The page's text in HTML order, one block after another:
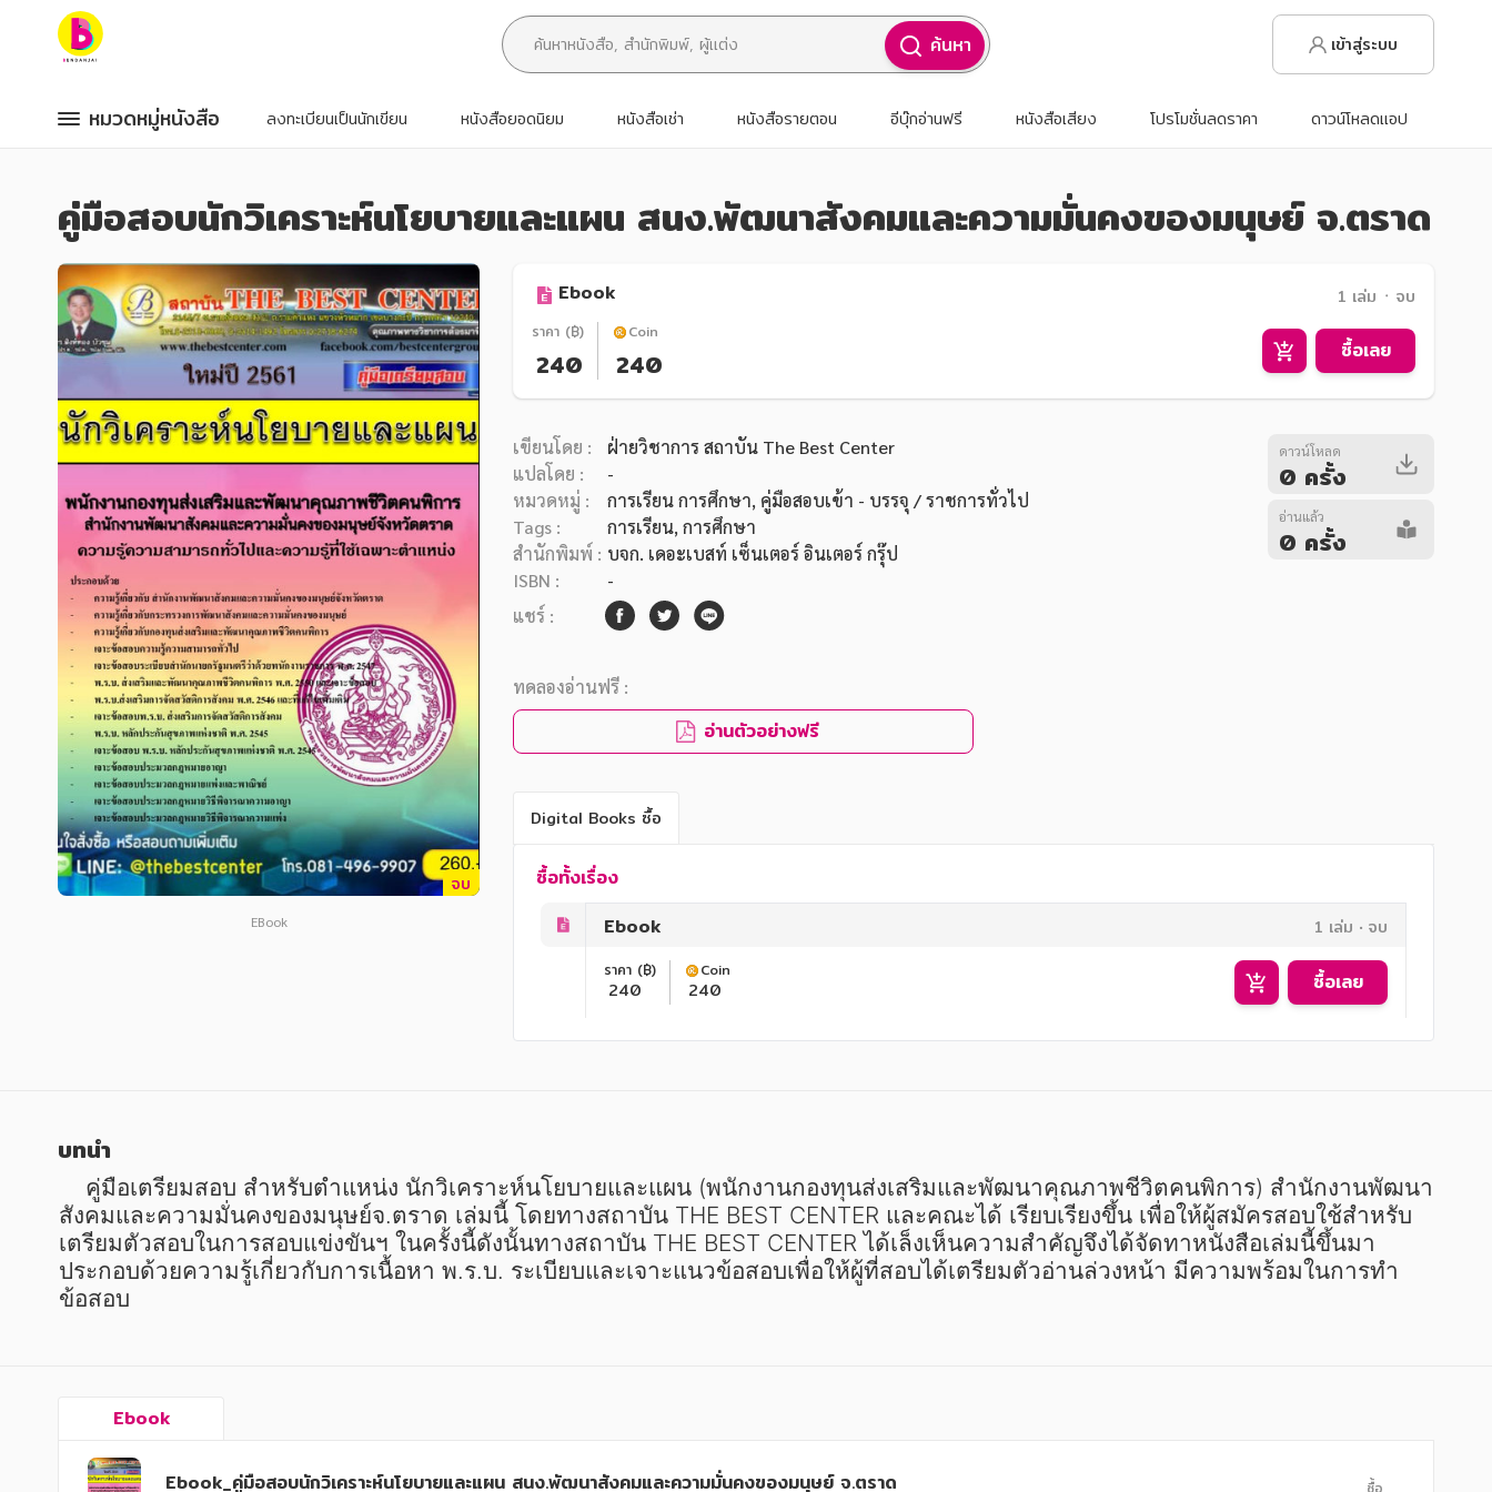
หมวดหมู่หนังสือ
หมวดหมู่ยอดนิยม
หนังสือออกใหม่
หนังสือยอดนิยม
หนังสือเช่า
อีบุ๊กอ่านฟรี
หนังสือเสียง
โปรโมชั่นลดราคา
หมวดหมู่หนังสือ
อาหาร สุขภาพ การแพทย์
ศิลปะ บันเทิง กีฬา ท่องเที่ยว
สังคม วัฒนธรรม การปกครอง ศาสนาและปรัชญา
ศาสนา และปรัชญา
กฎหมาย สัญญา ภาษี
การเงิน การลงทุน บริหาร
นิตยสาร หนังสือพิมพ์
ครอบครัว
วรรณกรรม
การเกษตร ชีววิทยา
การเรียน การศึกษา
เทคโนโลยี การสื่อสาร วิทยาศาสตร์
การ์ตูนความรู้ การ์ตูน
การ์ตูนมังงะ (Manga)
ค้นหา เข้าสู่ระบบ
หมวดหมู่หนังสือ
หมวดหมู่หนังสือ
หมวดหมู่ยอดนิยม
หนังสือออกใหม่
หนังสือยอดนิยม
หนังสือเช่า
อีบุ๊กอ่านฟรี
หนังสือเสียง
โปรโมชั่นลดราคา
หมวดหมู่หนังสือ
อาหาร สุขภาพ การแพทย์
ศิลปะ บันเทิง กีฬา ท่องเที่ยว
สังคม วัฒนธรรม การปกครอง ศาสนาและปรัชญา
ศาสนา และปรัชญา
กฎหมาย สัญญา ภาษี
การเงิน การลงทุน บริหาร
นิตยสาร หนังสือพิมพ์
ครอบครัว
วรรณกรรม
การเกษตร ชีววิทยา
การเรียน การศึกษา
เทคโนโลยี การสื่อสาร วิทยาศาสตร์
การ์ตูนความรู้ การ์ตูน
การ์ตูนมังงะ (Manga)
ลงทะเบียนเป็นนักเขียน หนังสือยอดนิยม หนังสือเช่า หนังสือรายตอน อีบุ๊กอ่านฟรี หนังสือเสียง โปรโมชั่นลดราคา ดาวน์โหลดแอป
คู่มือสอบนักวิเคราะห์นโยบายและแผน สนง.พัฒนาสังคมและความมั่นคงของมนุษย์ จ.ตราด
จบ
EBook
Ebook 1 เล่ม ᛫ จบ
ราคา (฿)
240
Coin
240 ซื้อเลย
เขียนโดย :
ฝ่ายวิชาการ สถาบัน The Best Center
แปลโดย :
-
หมวดหมู่ :
การเรียน การศึกษา, คู่มือสอบเข้า - บรรจุ / ราชการทั่วไป
Tags :
การเรียน, การศึกษา
สำนักพิมพ์ : บจก. เดอะเบสท์ เซ็นเตอร์ อินเตอร์ กรุ๊ป
ISBN :
-
แชร์ :
ดาวน์โหลด
0 ครั้ง
อ่านแล้ว
0 ครั้ง
ทดลองอ่านฟรี :
อ่านตัวอย่างฟรี
Digital Books ซื้อ
ซื้อทั้งเรื่อง
Ebook
1 เล่ม จบ
ราคา (฿)
240
Coin
240 ซื้อเลย
บทนำ
สังคมและความมั่นคงของมนุษย์จ.ตราด เล่มนี้ โดยทางสถาบัน THE BEST CENTER และคณะได้ เรียบเรียงขึ้น เพื่อให้ผู้สมัครสอบใช้สำหรับ
เตรียมตัวสอบในการสอบแข่งขันฯ ในครั้งนี้ดังนั้นทางสถาบัน THE BEST CENTER ได้เล็งเห็นความสำคัญจึงได้จัดทาหนังสือเล่มนี้ขึ้นมา
ประกอบด้วยความรู้เกี่ยวกับการเนื้อหา พ.ร.บ. ระเบียบและเจาะแนวข้อสอบเพื่อให้ผู้ที่สอบได้เตรียมตัวอ่านล่วงหน้า มีความพร้อมในการทำ
ข้อสอบ
Ebook
Ebook_คู่มือสอบนักวิเคราะห์นโยบายและแผน สนง.พัฒนาสังคมและความมั่นคงของมนุษย์ จ.ตราด ซื้อ